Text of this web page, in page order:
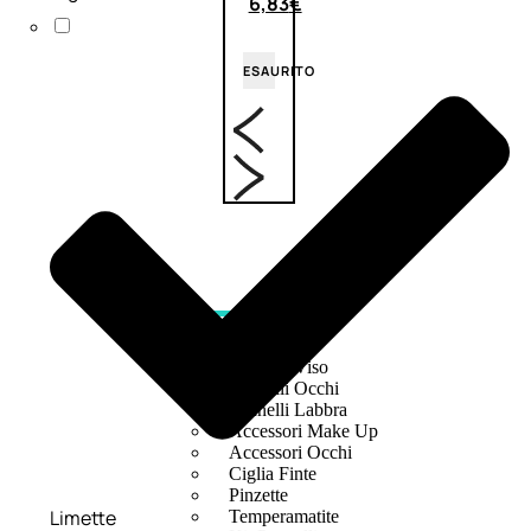
ESAURITO
Pennelli Viso
Pennelli Occhi
Pennelli Labbra
Accessori Make Up
Accessori Occhi
Ciglia Finte
Pinzette
Temperamatite
Limette